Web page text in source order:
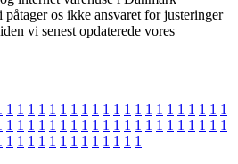
påtager os ikke ansvaret for justeringer
vi senest opdaterede vores
1 1 1 1 1 1 1 1 1 1 1 1 1 1 1 1 1 1 1 1 1
1 1 1 1 1 1 1 1 1 1 1 1 1 1 1 1 1 1 1 1 1
1 1 1 1 1 1 1 1 1 1 1 1 1